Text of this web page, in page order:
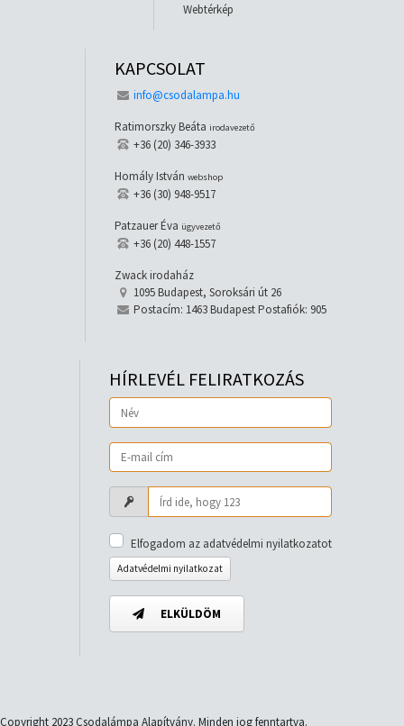
Webtérkép
KAPCSOLAT
info@csodalampa.hu
Ratimorszky Beáta irodavezető
+36 (20) 346-3933
Homály István webshop
+36 (30) 948-9517
Patzauer Éva ügyvezető
+36 (20) 448-1557
Zwack irodaház
1095 Budapest, Soroksári út 26
Postacím: 1463 Budapest Postafiók: 905
HÍRLEVÉL FELIRATKOZÁS
Elfogadom az adatvédelmi nyilatkozatot
Adatvédelmi nyilatkozat
ELKÜLDÖM
Copyright 2023 Csodalámpa Alapítvány. Minden jog fenntartva.